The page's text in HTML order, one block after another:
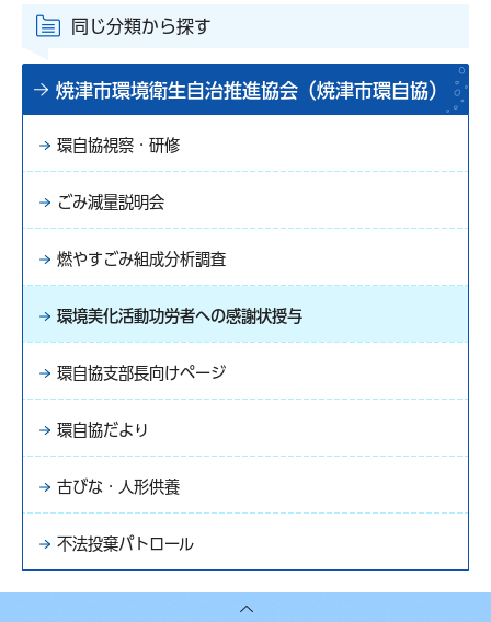
同じ分類から探す
焼津市環境衛生自治推進協会（焼津市環自協）
環自協視察・研修
ごみ減量説明会
燃やすごみ組成分析調査
環境美化活動功労者への感謝状授与
環自協支部長向けページ
環自協だより
古びな・人形供養
不法投棄パトロール